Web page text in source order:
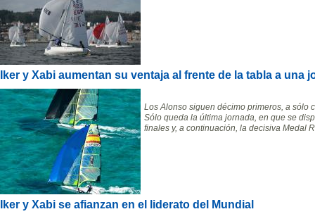
Iker y Xabi aumentan su ventaja al frente de la tabla a una
Los Alonso siguen décimo primeros, a sólo
Sólo queda la última jornada, en que se
finales y, a continuación, la decisiva Medal
Iker y Xabi se afianzan en el liderato del Mundial